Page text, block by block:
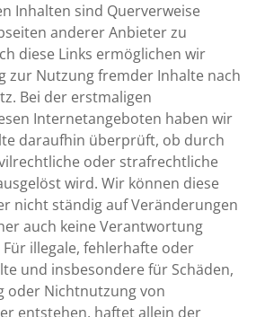
Inhalten sind Querverweise
anderer Anbieter zu
diese Links ermöglichen wir
zur Nutzung fremder Inhalte nach
Bei der erstmaligen
Internetangeboten haben wir
daraufhin überprüft, ob durch
oder strafrechtliche
wird. Wir können diese
nicht ständig auf Veränderungen
auch keine Verantwortung
illegale, fehlerhafte oder
und insbesondere für Schäden,
oder Nichtnutzung von
entstehen, haftet allein der